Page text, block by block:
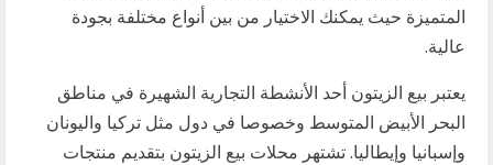
المتميزة حيث يمكنك الاختيار من بين أنواع مختلفة بجودة
عالية.
يعتبر بيع الزيتون أحد الأنشطة التجارية الشهيرة في مناطق
البحر الأبيض المتوسط وخصوصا في دول مثل تركيا واليونان
وإسبانيا وإيطاليا. تشتهر محلات بيع الزيتون بتقديم منتجات